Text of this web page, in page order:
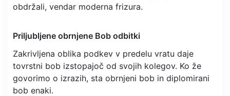
obdržali, vendar moderna frizura.
Priljubljene obrnjene Bob odbitki
Zakrivljena oblika podkev v predelu vratu daje
tovrstni bob izstopajoč od svojih kolegov. Ko že
govorimo o izrazih, sta obrnjeni bob in diplomirani
bob enaki.